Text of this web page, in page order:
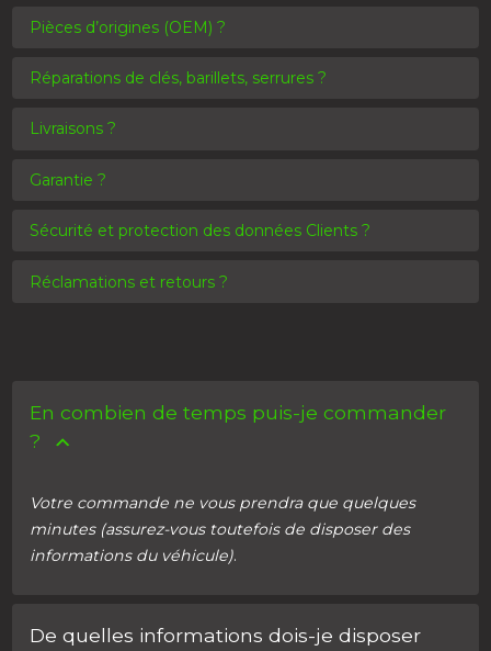
Pièces d’origines (OEM) ?
Réparations de clés, barillets, serrures ?
Livraisons ?
Garantie ?
Sécurité et protection des données Clients ?
Réclamations et retours ?
En combien de temps puis-je commander
?
Votre commande ne vous prendra que quelques
minutes (assurez-vous toutefois de disposer des
informations du véhicule).
De quelles informations dois-je disposer